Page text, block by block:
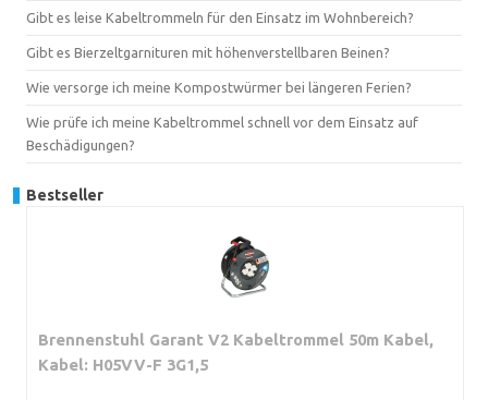
Gibt es leise Kabeltrommeln für den Einsatz im Wohnbereich?
Gibt es Bierzeltgarnituren mit höhenverstellbaren Beinen?
Wie versorge ich meine Kompostwürmer bei längeren Ferien?
Wie prüfe ich meine Kabeltrommel schnell vor dem Einsatz auf
Beschädigungen?
Bestseller
Brennenstuhl Garant V2 Kabeltrommel 50m Kabel,
Kabel: H05VV-F 3G1,5